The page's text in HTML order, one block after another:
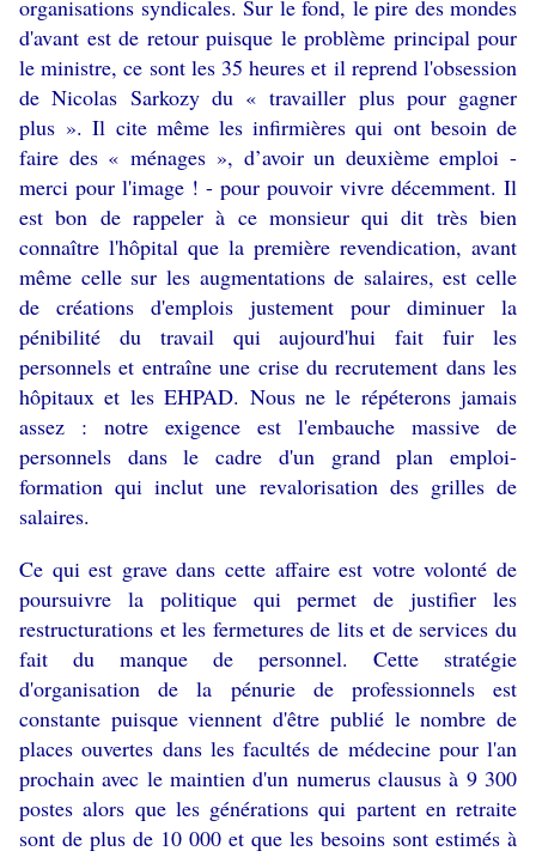
organisations syndicales. Sur le fond, le pire des mondes
d'avant est de retour puisque le problème principal pour
le ministre, ce sont les 35 heures et il reprend l'obsession
de Nicolas Sarkozy du « travailler plus pour gagner
plus ». Il cite même les infirmières qui ont besoin de
faire des « ménages », d’avoir un deuxième emploi -
merci pour l'image ! - pour pouvoir vivre décemment. Il
est bon de rappeler à ce monsieur qui dit très bien
connaître l'hôpital que la première revendication, avant
même celle sur les augmentations de salaires, est celle
de créations d'emplois justement pour diminuer la
pénibilité du travail qui aujourd'hui fait fuir les
personnels et entraîne une crise du recrutement dans les
hôpitaux et les EHPAD. Nous ne le répéterons jamais
assez : notre exigence est l'embauche massive de
personnels dans le cadre d'un grand plan emploi-
formation qui inclut une revalorisation des grilles de
salaires.
Ce qui est grave dans cette affaire est votre volonté de
poursuivre la politique qui permet de justifier les
restructurations et les fermetures de lits et de services du
fait du manque de personnel. Cette stratégie
d'organisation de la pénurie de professionnels est
constante puisque viennent d'être publié le nombre de
places ouvertes dans les facultés de médecine pour l'an
prochain avec le maintien d'un numerus clausus à 9 300
postes alors que les générations qui partent en retraite
sont de plus de 10 000 et que les besoins sont estimés à